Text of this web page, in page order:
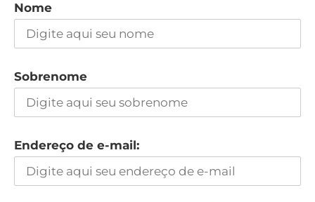
Nome
Sobrenome
Endereço de e-mail: